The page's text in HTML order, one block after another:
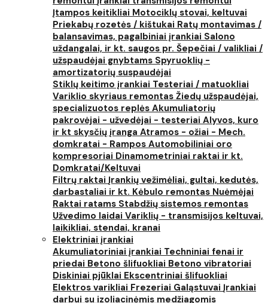
Įtampos keitikliai Motociklų stovai, keltuvai
Priekabų rozetės / kištukai Ratų montavimas /
balansavimas, pagalbiniai įrankiai Salono
uždangalai, ir kt. saugos pr. Šepečiai / valikliai /
užspaudėjai gnybtams Spyruoklių -
amortizatorių suspaudėjai
Stiklų keitimo įrankiai Testeriai / matuokliai
Variklio skyriaus remontas Žiedų užspaudėjai,
specializuotos replės Akumuliatorių
pakrovėjai - užvedėjai - testeriai Alyvos, kuro
ir kt skysčių įranga Atramos - ožiai - Mech.
domkratai - Rampos Automobiliniai oro
kompresoriai Dinamometriniai raktai ir kt.
Domkratai/Keltuvai
Filtrų raktai Įrankių vežimėliai, gultai, kedutės,
darbastaliai ir kt. Kėbulo remontas Nuėmėjai
Raktai ratams Stabdžių sistemos remontas
Užvedimo laidai Variklių - transmisijos keltuvai,
laikikliai, stendai, kranai
Elektriniai įrankiai
Akumuliatoriniai įrankiai Techniniai fenai ir
priedai Betono šlifuokliai Betono vibratoriai
Diskiniai pjūklai Ekscentriniai šlifuokliai
Elektros varikliai Frezeriai Galąstuvai Įrankiai
darbui su izoliacinėmis medžiagomis